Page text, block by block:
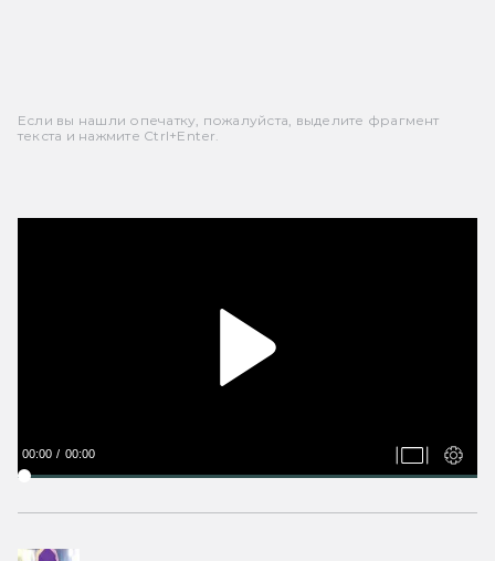
Если вы нашли опечатку, пожалуйста, выделите фрагмент
текста и нажмите Ctrl+Enter.
00:00 00:00